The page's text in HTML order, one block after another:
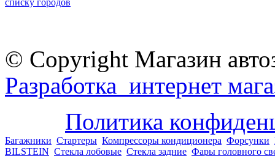
списку городов
© Copyright Магазин
Разработка интернет
Политика
Багажники Стартеры Компрессоры кондиционера Форсунки
BILSTEIN Стекла лобовые Стекла задние Фары головного